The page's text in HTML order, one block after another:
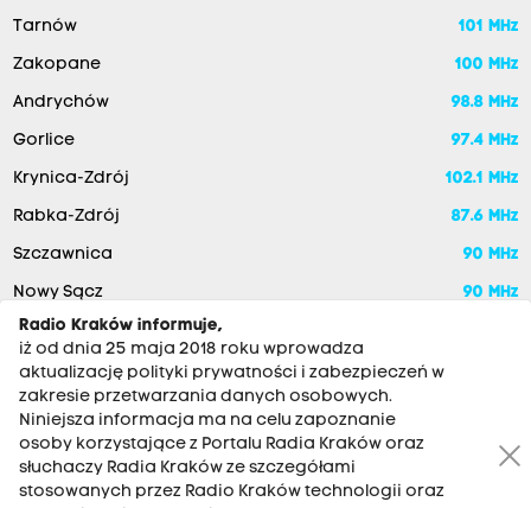
Tarnów 101 MHz
Zakopane 100 MHz
Andrychów 98.8 MHz
Gorlice 97.4 MHz
Krynica-Zdrój 102.1 MHz
Rabka-Zdrój 87.6 MHz
Szczawnica 90 MHz
Nowy Sącz 90 MHz
Radio Kraków informuje,
iż od dnia 25 maja 2018 roku wprowadza
aktualizację polityki prywatności i zabezpieczeń w
zakresie przetwarzania danych osobowych.
Niniejsza informacja ma na celu zapoznanie
osoby korzystające z Portalu Radia Kraków oraz
słuchaczy Radia Kraków ze szczegółami
stosowanych przez Radio Kraków technologii oraz